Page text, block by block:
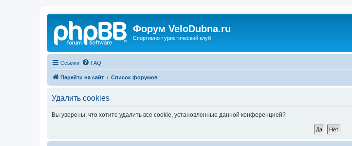
Форум VeloDubna.ru
Спортивно-туристический клуб
Ссылки FAQ
Перейти на сайт Список форумов
Удалить cookies
Вы уверены, что хотите удалить все cookie, установленные данной конференцией?